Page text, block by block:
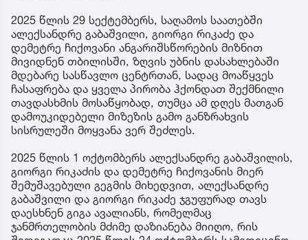
2025 წლის 29 სექტემბერს, საღამოს საათებში
ალექსანდრე გაბაშვილი, გიორგი რიკაძე და
დემეტრე ჩიქოვანი ანგარიშსწორების მიზნით
მივიდნენ თბილისში, ზღვის უბნის დასახლებაში
მდებარე სასწავლო ცენტრთან, სადაც მოაწყვეს
ჩასაფრება და ყველა პირობა ჰქონდათ შექმნილი
თავდასხმის მოსაწყობად, თუმცა ამ დღეს მათგან
დამოუკიდებელი მიზეზის გამო განზრახვის
სისრულეში მოყვანა ვერ შეძლეს.
2025 წლის 1 ოქტომბერს ალექსანდრე გაბაშვილის,
გიორგი რიკაძის და დემეტრე ჩიქოვანის მიერ
შემუშავებული გეგმის მიხედვით, ალექსანდრე
გაბაშვილი და გიორგი რიკაძე ჯგუფურად თავს
დაესხნენ გიგა ავალიანს, რომელმაც
ჯანმრთელობის მძიმე დაზიანება მიიღო, რის